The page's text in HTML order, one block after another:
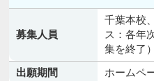
募集人員
千葉本校
ス：各年
集を終了）
出願期間
ホームペ